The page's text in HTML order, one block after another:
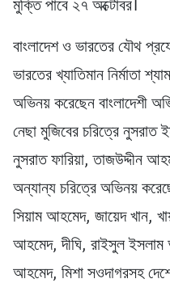
মুক্তি পাবে ২৭ অক্টোবর।
বাংলাদেশ ও ভারতের যৌথ
ভারতের খ্যাতিমান নির্মাতা
অভিনয় করেছেন বাংলাদেশী
নেছা মুজিবের চরিত্রে নুসরাত
নুসরাত ফারিয়া, তাজউদ্দীন
অন্যান্য চরিত্রে অভিনয়
সিয়াম আহমেদ, জায়েদ
আহমেদ, দীঘি, রাইসুল
আহমেদ, মিশা সওদাগরসহ